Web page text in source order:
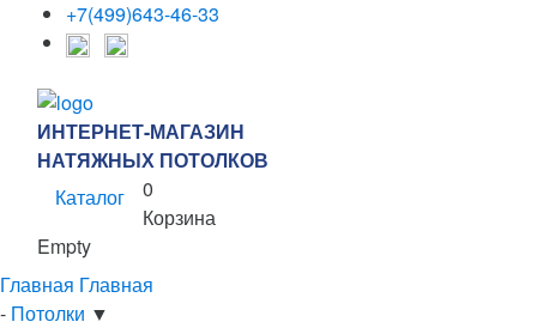
+7(499)643-46-33
ИНТЕРНЕТ-МАГАЗИН
НАТЯЖНЫХ ПОТОЛКОВ
Каталог
0
Корзина
Empty
Главная Главная
- Потолки ▼